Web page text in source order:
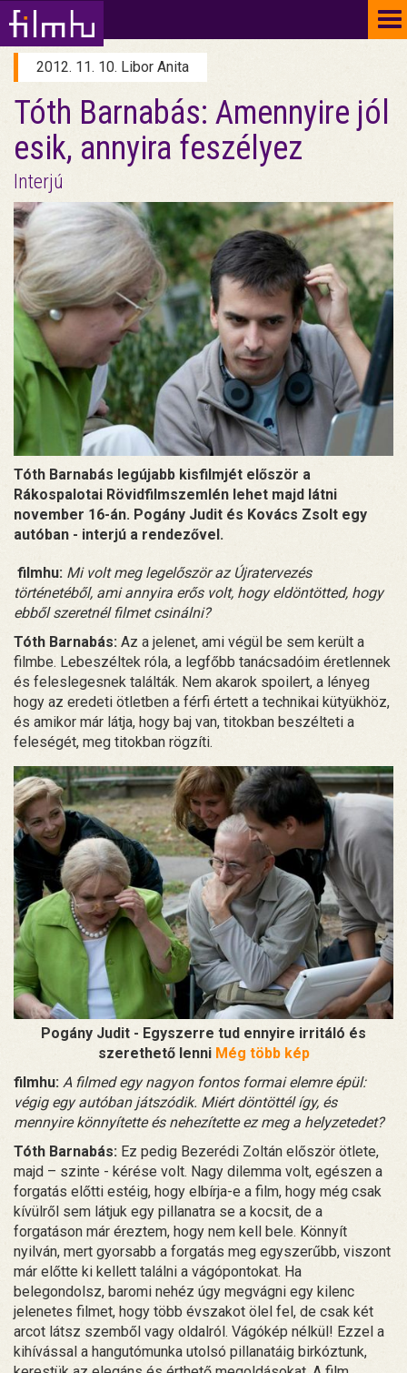
2012. 11. 10. Libor Anita
Tóth Barnabás: Amennyire jól
esik, annyira feszélyez
Interjú
Tóth Barnabás legújabb kisfilmjét először a
Rákospalotai Rövidfilmszemlén lehet majd látni
november 16-án. Pogány Judit és Kovács Zsolt egy
autóban - interjú a rendezővel.
filmhu: Mi volt meg legelőször az Újratervezés
történetéből, ami annyira erős volt, hogy eldöntötted, hogy
ebből szeretnél filmet csinálni?
Tóth Barnabás: Az a jelenet, ami végül be sem került a
filmbe. Lebeszéltek róla, a legfőbb tanácsadóim éretlennek
és feleslegesnek találták. Nem akarok spoilert, a lényeg
hogy az eredeti ötletben a férfi értett a technikai kütyükhöz,
és amikor már látja, hogy baj van, titokban beszélteti a
feleségét, meg titokban rögzíti.
Pogány Judit - Egyszerre tud ennyire irritáló és
szerethető lenni Még több kép
filmhu: A filmed egy nagyon fontos formai elemre épül:
végig egy autóban játszódik. Miért döntöttél így, és
mennyire könnyítette és nehezítette ez meg a helyzetedet?
Tóth Barnabás: Ez pedig Bezerédi Zoltán először ötlete,
majd – szinte - kérése volt. Nagy dilemma volt, egészen a
forgatás előtti estéig, hogy elbírja-e a film, hogy még csak
kívülről sem látjuk egy pillanatra se a kocsit, de a
forgatáson már éreztem, hogy nem kell bele. Könnyít
nyilván, mert gyorsabb a forgatás meg egyszerűbb, viszont
már előtte ki kellett találni a vágópontokat. Ha
belegondolsz, baromi nehéz úgy megvágni egy kilenc
jelenetes filmet, hogy több évszakot ölel fel, de csak két
arcot látsz szemből vagy oldalról. Vágókép nélkül! Ezzel a
kihívással a hangutómunka utolsó pillanatáig birkóztunk,